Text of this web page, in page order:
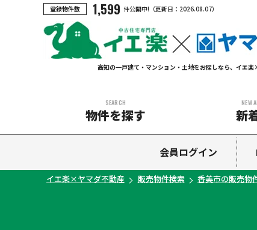
登録物件数 1,599 件公開中! （更新日： 2026.08.07）
高知の一戸建て・マンション・土地をお探しなら、イエ
SEARCH
物件を探す
中古一戸建て
中古マンション
土地
新築一戸建て
NEW
新
会員ログイン
イエ楽×ヤマダ不動産 販売物件検索 香美市の販売物